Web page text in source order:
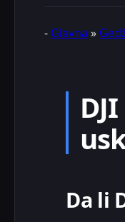
- Glavna »
Da li